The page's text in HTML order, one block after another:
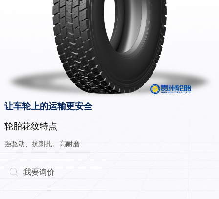
让车轮上的运输更安全
轮胎花纹特点
强驱动、抗刺扎、高耐磨
 我要询价